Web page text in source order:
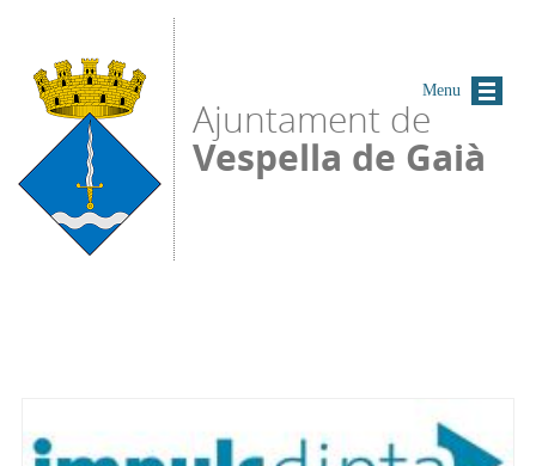
Ajuntament de
Vespella de Gaià
Menu